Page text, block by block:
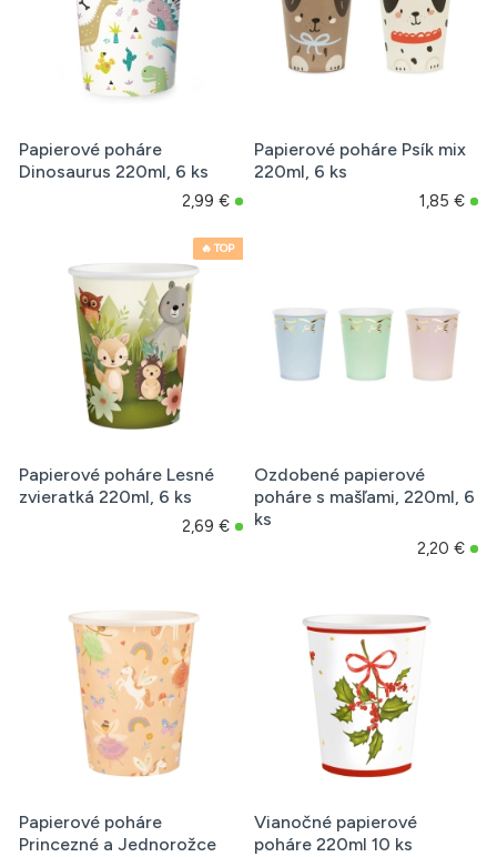
Papierové poháre
Dinosaurus 220ml, 6 ks
2,99 €
Papierové poháre Psík mix
220ml, 6 ks
1,85 €
🔥 TOP
Papierové poháre Lesné
zvieratká 220ml, 6 ks
2,69 €
Ozdobené papierové
poháre s mašľami, 220ml, 6
ks
2,20 €
Papierové poháre
Princezné a Jednorožce
Vianočné papierové
poháre 220ml 10 ks